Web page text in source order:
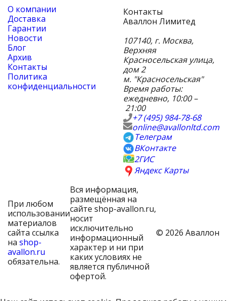
О компании
Доставка
Гарантии
Новости
Блог
Архив
Контакты
Политика
конфиденциальности
Контакты
Аваллон Лимитед
107140, г. Москва,
Верхняя
Красносельская улица,
дом 2
м. "Красносельская"
Время работы:
ежедневно, 10:00 –
21:00
+7 (495) 984-78-68
online@avallonltd.com
Телеграм
ВКонтакте
2ГИС
Яндекс Карты
При любом
использовании
материалов
сайта ссылка
на shop-
avallon.ru
обязательна.
Вся информация,
размещённая на
сайте shop-avallon.ru,
носит
исключительно
информационный
характер и ни при
каких условиях не
является публичной
офертой.
© 2026 Аваллон